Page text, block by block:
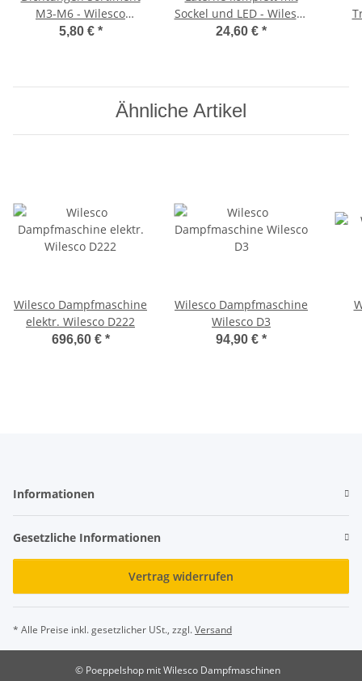
M3-M6 - Wilesco
Ersatzteile
5,80 € *
Sockel und LED - Wilesco
Ersatzteile
24,60 € *
Ähnliche Artikel
Wilesco Dampfmaschine
elektr. Wilesco D222
696,60 € *
Wilesco Dampfmaschine
Wilesco D3
94,90 € *
Informationen
Gesetzliche Informationen
Vertrag widerrufen
* Alle Preise inkl. gesetzlicher USt., zzgl.Versand
© Poeppelshop mit Wilesco Dampfmaschinen